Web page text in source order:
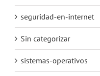
seguridad-en-internet
Sin categorizar
sistemas-operativos